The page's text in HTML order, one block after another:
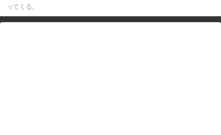
ってくる。